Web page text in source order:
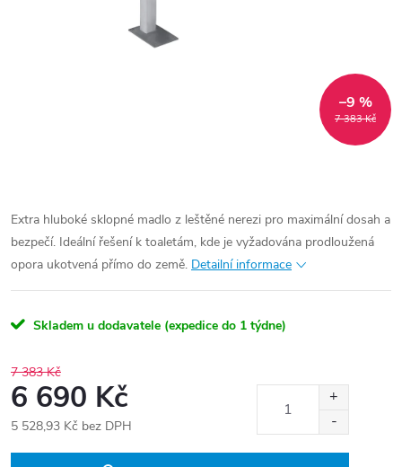
7 383 Kč
–9 %
Extra hluboké sklopné madlo z leštěné nerezi pro maximální dosah a
bezpečí. Ideální řešení k toaletám, kde je vyžadována prodloužená
opora ukotvená přímo do země. Detailní informace
Skladem u dodavatele (expedice do 1 týdne)
7 383 Kč
6 690 Kč
5 528,93 Kč bez DPH